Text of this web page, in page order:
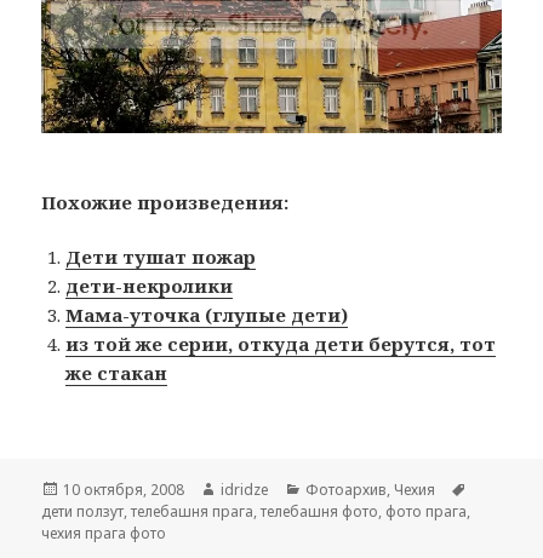
Похожие произведения:
Дети тушат пожар
дети-некролики
Мама-уточка (глупые дети)
из той же серии, откуда дети берутся, тот
же стакан
Опубликовано
10 октября, 2008 Автор
idridze Рубрики
Фотоархив, Чехия
дети ползут,телебашня прага,телебашня фото, фото прага,
чехия прага фото